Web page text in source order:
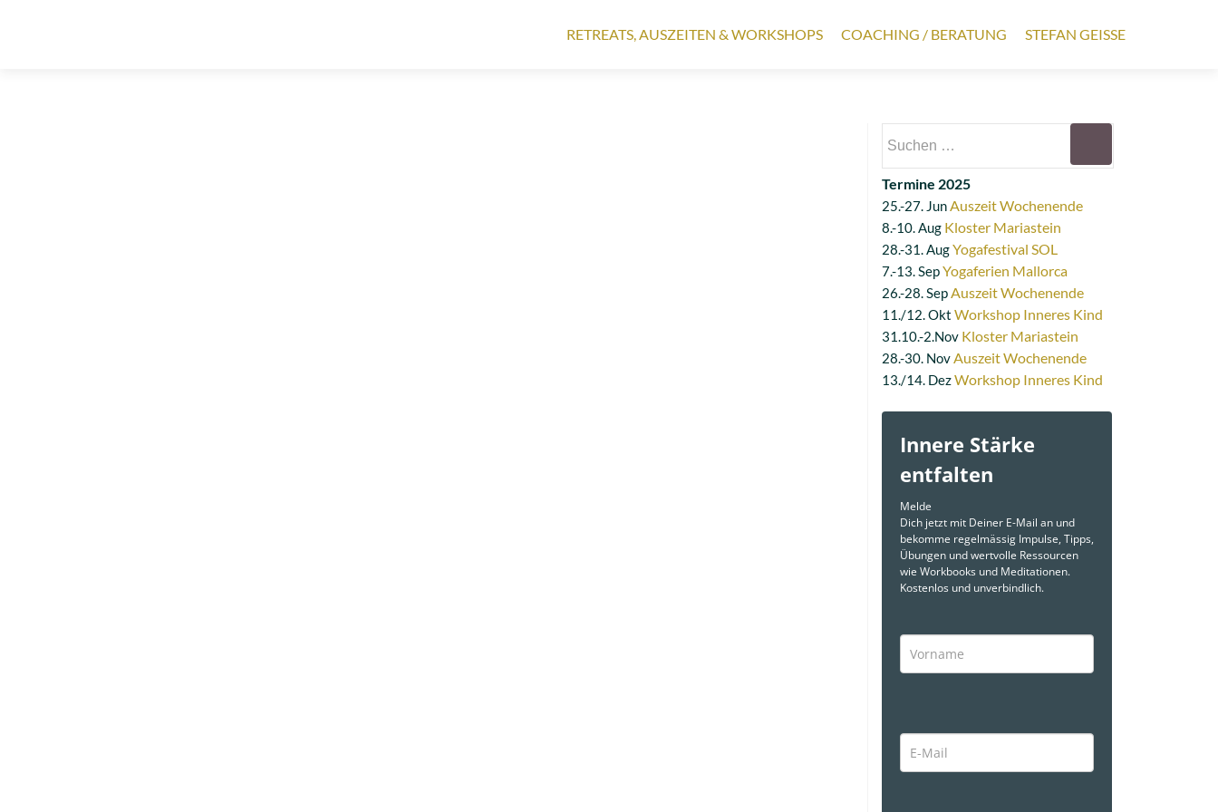
Inhalt
RETREATS, AUSZEITEN & WORKSHOPS COACHING / BERATUNG STEFAN GEISSE
nach:
Termine 2025
25.-27. JunAuszeit Wochenende
8.-10. Aug Kloster Mariastein
28.-31. AugYogafestival SOL
7.-13. SepYogaferien Mallorca
26.-28. SepAuszeit Wochenende
11./12. Okt Workshop Inneres Kind
31.10.-2.Nov Kloster Mariastein
28.-30. NovAuszeit Wochenende
13./14. DezWorkshop Inneres Kind
Innere Stärke
entfalten
Melde
Dich jetzt mit Deiner E-Mail an und
bekomme regelmässig Impulse, Tipps,
Übungen und wertvolle Ressourcen
wie Workbooks und Meditationen.
Kostenlos und unverbindlich.